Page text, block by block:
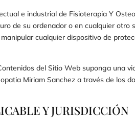
e industrial de Fisioterapia Y
de su ordenador o en cualquier
cualquier dispositivo de
del Sitio Web suponga una
Miriam Sanchez a través de los
Y JURISDICCIÓN